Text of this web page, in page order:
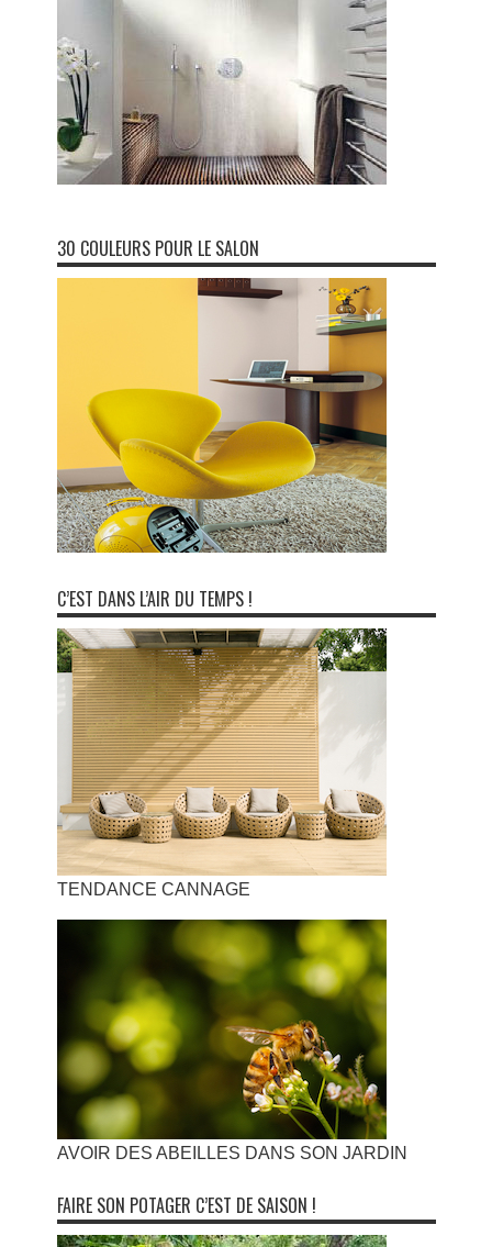
30 COULEURS POUR LE SALON
C’EST DANS L’AIR DU TEMPS !
TENDANCE CANNAGE
AVOIR DES ABEILLES DANS SON JARDIN
FAIRE SON POTAGER C’EST DE SAISON !